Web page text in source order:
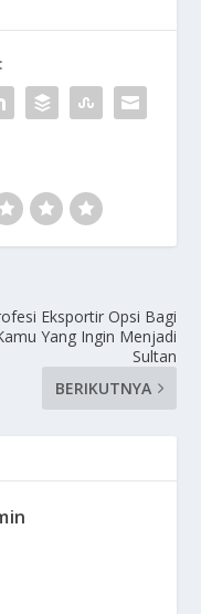
Eksportir Opsi Bagi
Yang Ingin Menjadi
Sultan
BERIKUTNYA